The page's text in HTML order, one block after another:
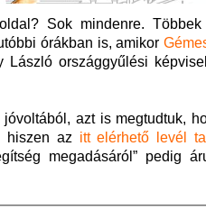
Sok mindenre.
órákban is, amikor
László országgyűlési
azt is megtudtuk,
hiszen az itt elérhető levél
megadásáról” pedig